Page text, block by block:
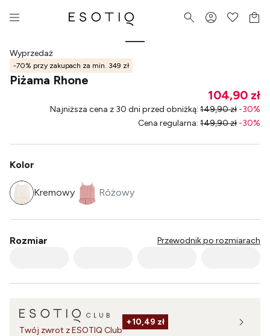
Wyprzedaż
-70% przy zakupach za min. 349 zł
Piżama Rhone
104,90 zł
Najniższa cena z 30 dni przed obniżką: 149,90 zł -30%
Cena regularna: 149,90 zł -30%
Kolor
Kremowy Różowy
Rozmiar Przewodnik po rozmiarach
Twój zwrot z ESOTIQ Club
+10,49 zł